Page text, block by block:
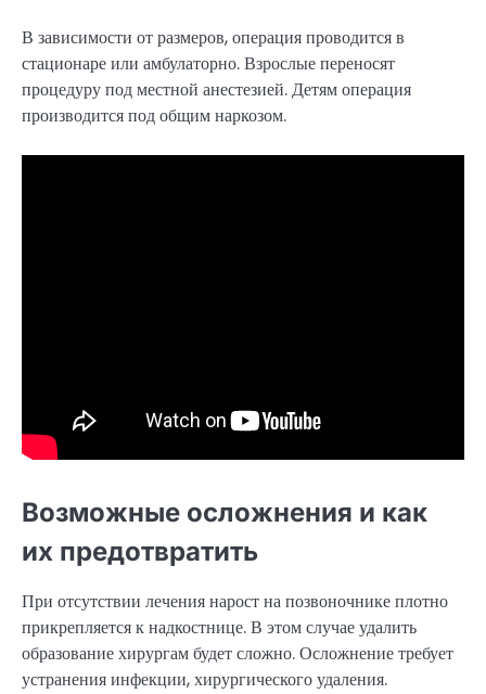
В зависимости от размеров, операция проводится в
стационаре или амбулаторно. Взрослые переносят
процедуру под местной анестезией. Детям операция
производится под общим наркозом.
Возможные осложнения и как
их предотвратить
При отсутствии лечения нарост на позвоночнике плотно
прикрепляется к надкостнице. В этом случае удалить
образование хирургам будет сложно. Осложнение требует
устранения инфекции, хирургического удаления.